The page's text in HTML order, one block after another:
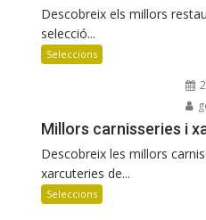
Descobreix els millors
selecció...
Seleccions
Millors carnisseries i
Descobreix les millors
xarcuteries de...
Seleccions